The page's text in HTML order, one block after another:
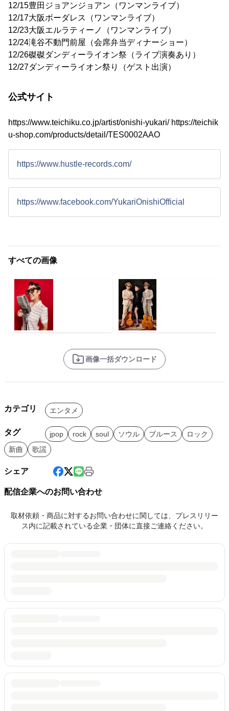
12/15豊田ジョアンジョアン（ワンマンライブ）
12/17大阪ボーダレス（ワンマンライブ）
12/23大阪エルラティーノ（ワンマンライブ）
12/24滝谷不動門前屋（会席弁当ディナーショー）
12/26磔磔ダンディーライオン祭（ライブ演奏あり）
12/27ダンディーライオン祭り（ゲスト出演）
公式サイト
https://www.teichiku.co.jp/artist/onishi-yukari/ https://teichik
u-shop.com/products/detail/TES0002AAO
https://www.hustle-records.com/
https://www.facebook.com/YukariOnishiOfficial
すべての画像
画像一括ダウンロード
カテゴリ エンタメ
タグ jpop rock soul ソウル ブルース
ロック
新曲
歌謡
シェア
配信企業へのお問い合わせ
取材依頼・商品に対するお問い合わせに関しては、プレスリリー
ス内に記載されている企業・団体に直接ご連絡ください。